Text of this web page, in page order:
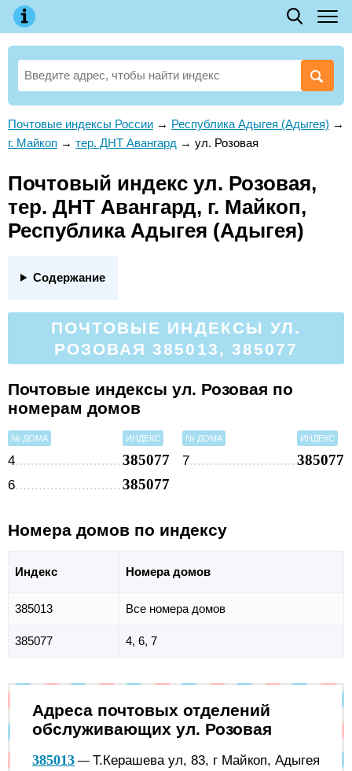
Почтовые индексы России → Республика Адыгея (Адыгея) →
г. Майкоп → тер. ДНТ Авангард → ул. Розовая
Почтовый индекс ул. Розовая,
тер. ДНТ Авангард, г. Майкоп,
Республика Адыгея (Адыгея)
Содержание
ПОЧТОВЫЕ ИНДЕКСЫ УЛ.
РОЗОВАЯ 385013, 385077
Почтовые индексы ул. Розовая по
номерам домов
№ ДОМА ИНДЕКС
4 385077
6 385077
№ ДОМА ИНДЕКС
7 385077
Номера домов по индексу
Индекс Номера домов
385013 Все номера домов
385077 4, 6, 7
Адреса почтовых отделений
обслуживающих ул. Розовая
385013 — Т.Керашева ул, 83, г Майкоп, Адыгея